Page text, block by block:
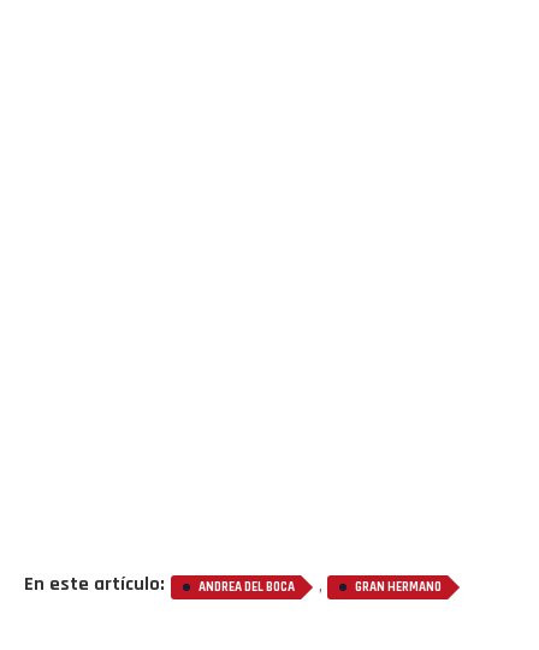
En este artículo: ANDREA DEL BOCA , GRAN HERMANO